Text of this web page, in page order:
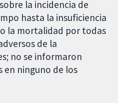
la incidencia de
hasta la insuficiencia
la mortalidad por todas
de la
no se informaron
en ninguno de los